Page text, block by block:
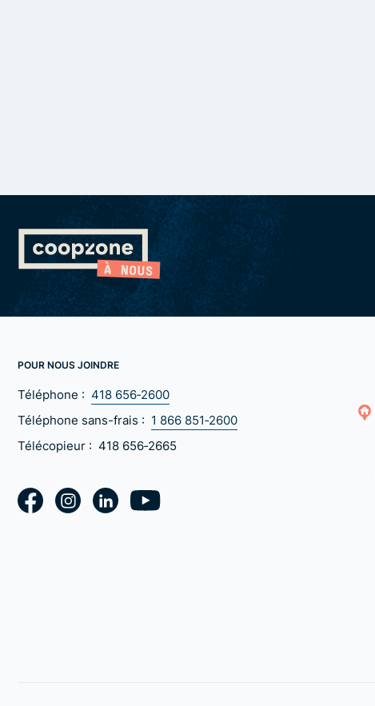
POUR NOUS JOINDRE
Téléphone : 418 656‑2600
Téléphone sans-frais : 1 866 851‑2600
Télécopieur : 418 656‑2665